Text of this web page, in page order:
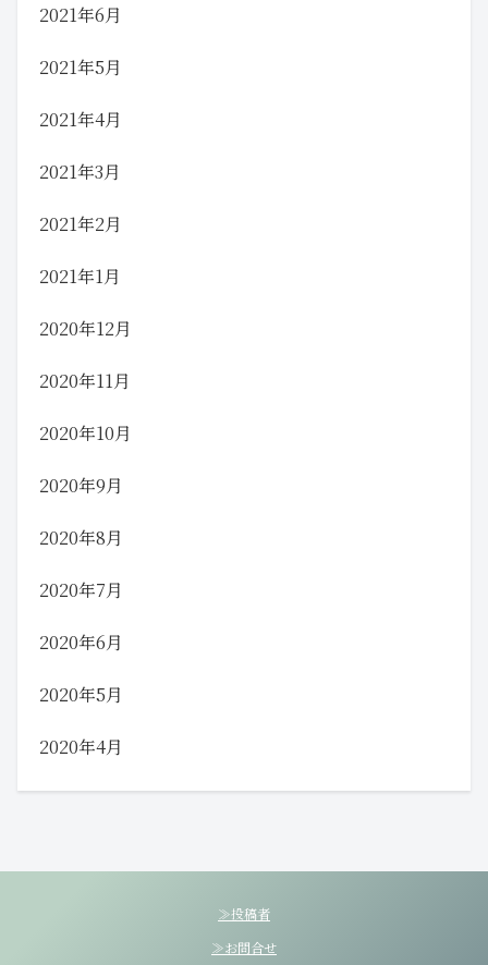
2021年6月
2021年5月
2021年4月
2021年3月
2021年2月
2021年1月
2020年12月
2020年11月
2020年10月
2020年9月
2020年8月
2020年7月
2020年6月
2020年5月
2020年4月
≫投稿者
≫お問合せ